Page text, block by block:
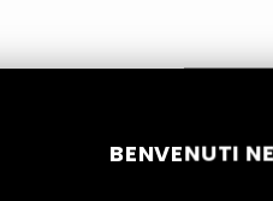
BENVENUTI